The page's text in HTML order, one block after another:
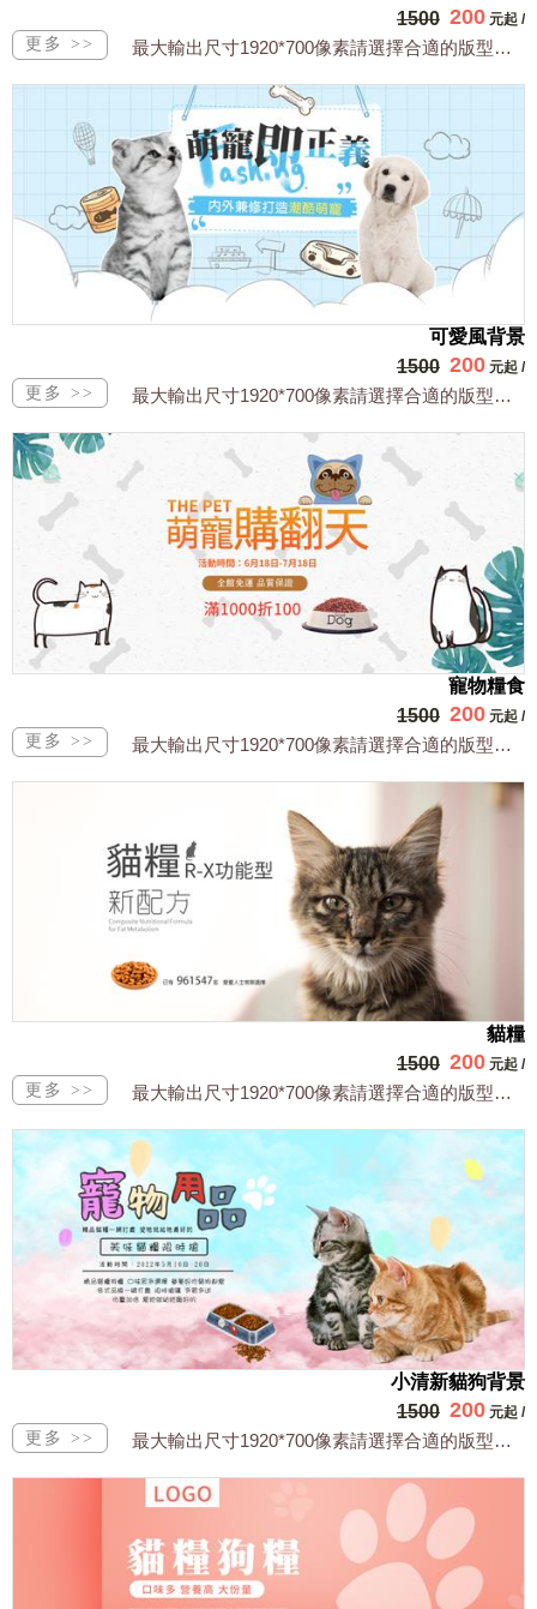
1500 200 元起 /
最大輸出尺寸1920*700像素請選擇合適的版型，文字或相關商品圖須由買方提供文...
可愛風背景
1500 200 元起 /
最大輸出尺寸1920*700像素請選擇合適的版型，文字或相關商品圖須由買方提供文...
寵物糧食
1500 200 元起 /
最大輸出尺寸1920*700像素請選擇合適的版型，文字或相關商品圖須由買方提供文...
貓糧
1500 200 元起 /
最大輸出尺寸1920*700像素請選擇合適的版型，文字或相關商品圖須由買方提供文...
小清新貓狗背景
1500 200 元起 /
最大輸出尺寸1920*700像素請選擇合適的版型，文字或相關商品圖須由買方提供文...